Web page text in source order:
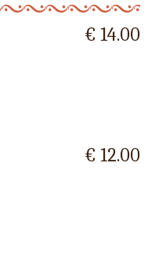
€ 14.00
€ 12.00